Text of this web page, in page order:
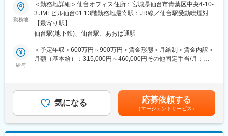
【認定】
・AWSプレミアティアサービスパートナー
・AWSサービスデリバリープログラム（SDP）計15種取得 ※
2025/2現在
ル）
・LINE Technology Partner（OMO / Engagement認定バッジ取
■業務概要：
当部で取り扱う多様なSaaSソリューション（例：Auth0、
Contentful、New Relic、Okta、Snyk、TiDB、Twilio、Vercel、
Zendeskなど）を活用し、お客様の課題解決をサポートするプリ
セールスエンジニアとしてご活躍いただきます。
・提案に向けたソリューション設計、デモンストレーション
・技術検証・QA対応
勤務地
＜勤務地詳細＞仙台オフィス住所：宮城県仙台市青葉区中央4-10-
3 JMFビル仙台01 13階勤務地最寄駅：JR線／仙台駅受動喫煙対
策：敷地内喫煙可能場所あり変更の範囲：会社の定める事業所
（リモートワーク含む）
【最寄り駅】
仙台駅(地下鉄)、仙台駅、あおば通駅
給与
＜予定年収＞600万円～900万円＜賃金形態＞月給制＜賃金内訳＞
月額（基本給）：315,000円～460,000円その他固定手当/月：
定残業代29時間／87,000円～39時間／163,000円（超過分は追加
支給）※金額は等級による■給与改定：四半期ごと（条件有）■賞
与：年2回（6、12月）賃金はあくまでも目安の金額であり、選考
を通じて上下する可能性があります。月給(月額)は固定手当を含め
た表記です。
気になる 応募依頼する
（エージェントサービス）